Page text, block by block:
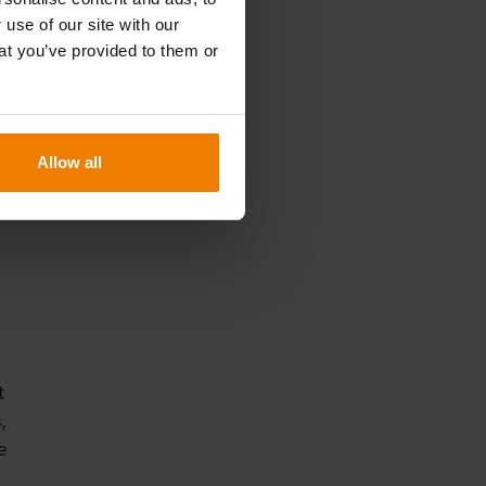
of our site with our
you’ve provided to them or
Allow all